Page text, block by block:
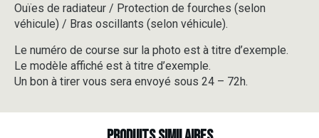
Ouïes de radiateur / Protection de fourches (selon
véhicule) / Bras oscillants (selon véhicule).
Le numéro de course sur la photo est à titre d’exemple.
Le modèle affiché est à titre d’exemple.
Un bon à tirer vous sera envoyé sous 24 – 72h.